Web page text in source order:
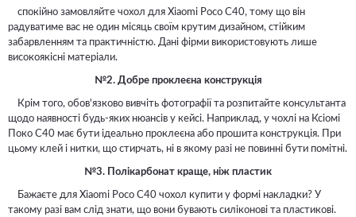
спокійно замовляйте чохол для Xiaomi Poco C40, тому що він
радуватиме вас не один місяць своїм крутим дизайном, стійким
забарвленням та практичністю. Дані фірми використовують лише
високоякісні матеріали.
№2. Добре проклеєна конструкція
Крім того, обов'язково вивчіть фотографії та розпитайте консультанта
щодо наявності будь-яких нюансів у кейсі. Наприклад, у чохлі на Ксіомі
Поко С40 має бути ідеально проклеєна або прошита конструкція. При
цьому клей і нитки, що стирчать, ні в якому разі не повинні бути помітні.
№3. Полікарбонат краще, ніж пластик
Бажаєте для Xiaomi Poco C40 чохол купити у формі накладки? У
такому разі вам слід знати, що вони бувають силіконові та пластикові.